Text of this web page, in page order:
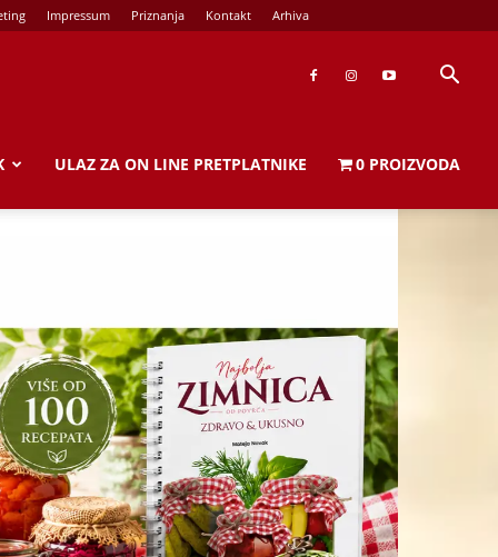
Impressum Priznanja Kontakt Arhiva
ULAZ ZA ON LINE PRETPLATNIKE 0 PROIZVODA